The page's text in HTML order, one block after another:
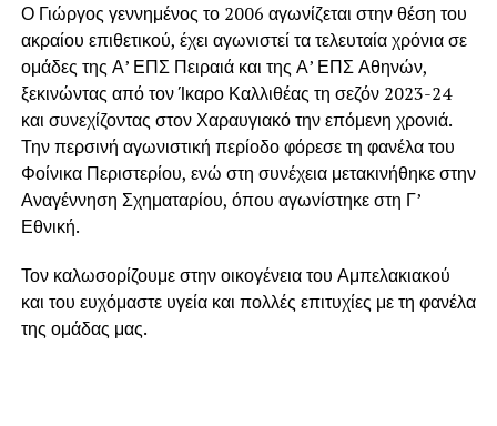
Ο Γιώργος γεννημένος το 2006 αγωνίζεται στην θέση του
ακραίου επιθετικού, έχει αγωνιστεί τα τελευταία χρόνια σε
ομάδες της Α’ ΕΠΣ Πειραιά και της Α’ ΕΠΣ Αθηνών,
ξεκινώντας από τον Ίκαρο Καλλιθέας τη σεζόν 2023-24
και συνεχίζοντας στον Χαραυγιακό την επόμενη χρονιά.
Την περσινή αγωνιστική περίοδο φόρεσε τη φανέλα του
Φοίνικα Περιστερίου, ενώ στη συνέχεια μετακινήθηκε στην
Αναγέννηση Σχηματαρίου, όπου αγωνίστηκε στη Γ’
Εθνική.
Τον καλωσορίζουμε στην οικογένεια του Αμπελακιακού
και του ευχόμαστε υγεία και πολλές επιτυχίες με τη φανέλα
της ομάδας μας.